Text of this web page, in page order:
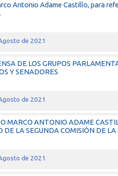
Antonio Adame Castillo, para
de 2021
DE LOS GRUPOS
Y SENADORES
de 2021
MARCO ANTONIO ADAME
LA SEGUNDA COMISIÓN DE LA
de 2021